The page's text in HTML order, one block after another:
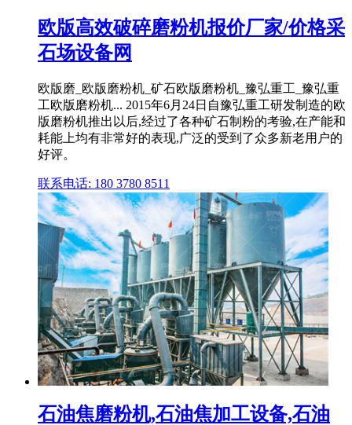
欧版高效破碎磨粉机报价厂家/价格采
石场设备网
欧版磨_欧版磨粉机_矿石欧版磨粉机_豫弘重工_豫弘重
工欧版磨粉机... 2015年6月24日自豫弘重工研发制造的欧
版磨粉机推出以后,经过了各种矿石制粉的考验,在产能和
耗能上均有非常好的表现,广泛的受到了众多新老用户的
好评。
联系电话: 180 3780 8511
石油焦磨粉机,石油焦加工设备,石油